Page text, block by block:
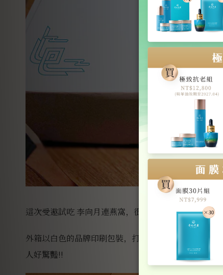
這次受邀試吃 李向月連燕窩，很是期待。
外箱以白色的品牌印刷包裝，打開內盒也太漂亮了吧
人好驚豔!!